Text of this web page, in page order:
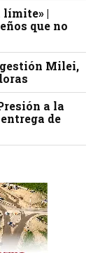
límite» |
que no
Milei,
a la
de